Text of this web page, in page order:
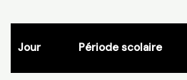
Jour Période scolaire